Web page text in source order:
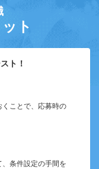
ト
ト！
ことで、応募時の
条件設定の手間を